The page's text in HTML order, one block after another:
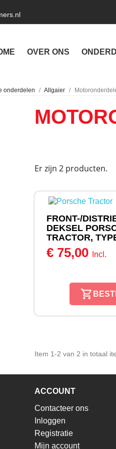
OVER ONS
onderdelen Allgaier
Er zijn 2 producten.
FRONT-/
DEKSEL
TRACTOR,
€ 75,00 Incl.
Item 1-2 van 2 in totaal
ACCOUNT
Contacteer ons
Inloggen
Registratie
Mijn account